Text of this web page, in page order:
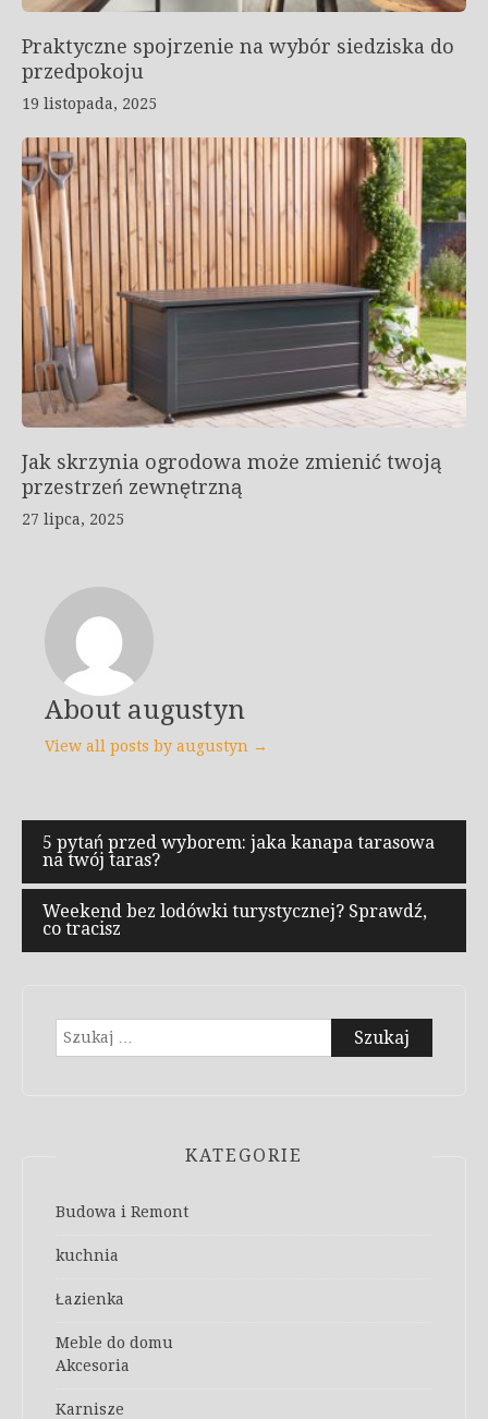
Praktyczne spojrzenie na wybór siedziska do
przedpokoju
19 listopada, 2025
Jak skrzynia ogrodowa może zmienić twoją
przestrzeń zewnętrzną
27 lipca, 2025
About augustyn
View all posts by augustyn →
Nawigacja
wpisu
5 pytań przed wyborem: jaka kanapa tarasowa
na twój taras?
Weekend bez lodówki turystycznej? Sprawdź,
co tracisz
Szukaj:
KATEGORIE
Budowa i Remont
kuchnia
Łazienka
Meble do domu
Akcesoria
Karnisze